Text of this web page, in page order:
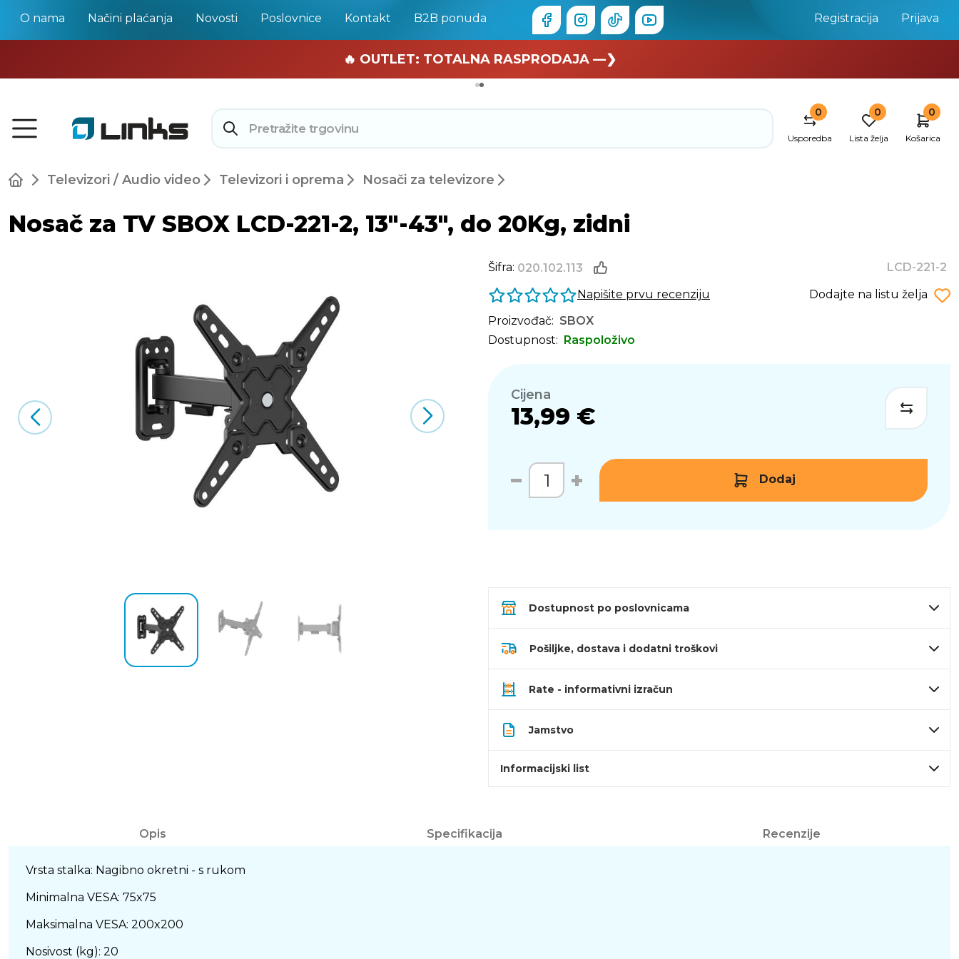
O nama Načini plaćanja Novosti Poslovnice Kontakt B2B ponuda Registracija Prijava
🏄 Zaslužuješ odmor —❯
🔥 OUTLET: TOTALNA RASPRODAJA —❯
0
Usporedba
0
Lista želja
0
Košarica
Televizori / Audio video Televizori i oprema Nosači za televizore
Nosač za TV SBOX LCD-221-2, 13"-43", do 20Kg, zidni
Šifra: 020.102.113
LCD-221-2
Napišite prvu recenziju
Dodajte na listu želja
Proizvođač: SBOX
Dostupnost: Raspoloživo
Cijena
13,99 €
Dodaj
Dostupnost po poslovnicama
Pošiljke, dostava i dodatni troškovi
Rate - informativni izračun
Jamstvo
Informacijski list
Opis Specifikacija Recenzije
Vrsta stalka: Nagibno okretni - s rukom
Minimalna VESA: 75x75
Maksimalna VESA: 200x200
Nosivost (kg): 20